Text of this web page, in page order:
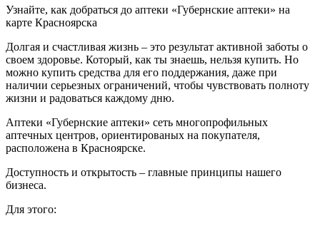
Узнайте, как добраться до аптеки «Губернские аптеки» на
карте Красноярска
Долгая и счастливая жизнь – это результат активной заботы о
своем здоровье. Который, как ты знаешь, нельзя купить. Но
можно купить средства для его поддержания, даже при
наличии серьезных ограничений, чтобы чувствовать полноту
жизни и радоваться каждому дню.
Аптеки «Губернские аптеки» сеть многопрофильных
аптечных центров, ориентированых на покупателя,
расположена в Красноярске.
Доступность и открытость – главные принципы нашего
бизнеса.
Для этого: